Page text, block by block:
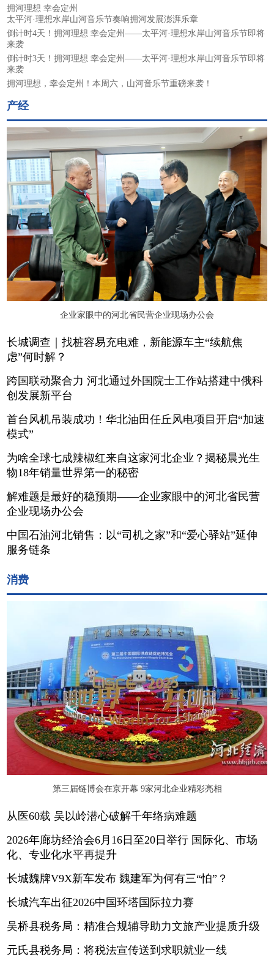
拥河理想 幸会定州
太平河·理想水岸山河音乐节奏响拥河发展澎湃乐章
倒计时4天！拥河理想 幸会定州——太平河·理想水岸山河音乐节即将
来袭
倒计时3天！拥河理想 幸会定州——太平河·理想水岸山河音乐节即将
来袭
拥河理想，幸会定州！本周六，山河音乐节重磅来袭！
产经
企业家眼中的河北省民营企业现场办公会
长城调查｜找桩容易充电难，新能源车主“续航焦
虑”何时解？
跨国联动聚合力 河北通过外国院士工作站搭建中俄科
创发展新平台
首台风机吊装成功！华北油田任丘风电项目开启“加速
模式”
为啥全球七成辣椒红来自这家河北企业？揭秘晨光生
物18年销量世界第一的秘密
解难题是最好的稳预期——企业家眼中的河北省民营
企业现场办公会
中国石油河北销售：以“司机之家”和“爱心驿站”延伸
服务链条
消费
第三届链博会在京开幕 9家河北企业精彩亮相
从医60载 吴以岭潜心破解千年络病难题
2026年廊坊经洽会6月16日至20日举行 国际化、市场
化、专业化水平再提升
长城魏牌V9X新车发布 魏建军为何有三“怕”？
长城汽车出征2026中国环塔国际拉力赛
吴桥县税务局：精准合规辅导助力文旅产业提质升级
元氏县税务局：将税法宣传送到求职就业一线